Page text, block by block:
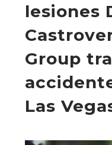
lesiones
Group
Las